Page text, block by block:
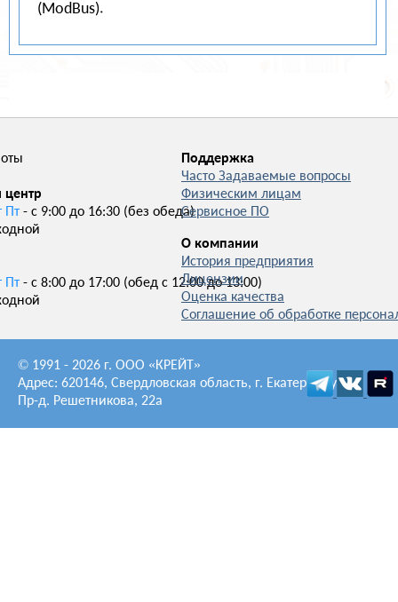
(ModBus).
центр
Пт - с 9:00 до 16:30 (без обеда)
Пт - с 8:00 до 17:00 (обед с 12:00 до 13:00)
Поддержка
Часто Задаваемые вопросы
Физическим лицам
Сервисное ПО
О компании
История предприятия
Лицензии
Оценка качества
Соглашение об обработке
© 1991 - 2026 г. ООО «КРЕЙТ»
Адрес: 620146, Свердловская область, г. Екатеринбург,
Пр-д. Решетникова, 22а